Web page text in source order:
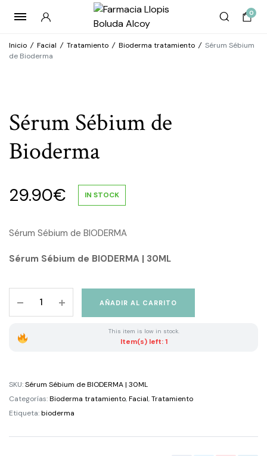
0
Inicio / Facial / Tratamiento / Bioderma tratamiento / Sérum Sébium
de Bioderma
Sérum Sébium de
Bioderma
29.90€ IN STOCK
Sérum Sébium de BIODERMA
Sérum Sébium de BIODERMA | 30ML
Sébium
AÑADIR AL CARRITO
This item is low in stock.
Item(s) left: 1
SKU:Sérum Sébium de BIODERMA | 30ML
Categorías:Bioderma tratamiento,Facial,Tratamiento
Etiqueta:bioderma